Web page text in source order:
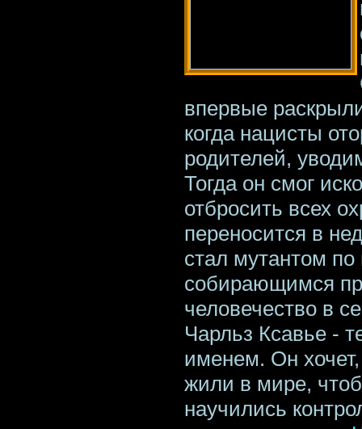
впервые
когда нацисты
родителей,
Тогда он смог
отбросить всех
переносится в
стал мутантом
собирающимся
человечество в
Чарльз Ксавье -
именем. Он
жили в мире,
научились